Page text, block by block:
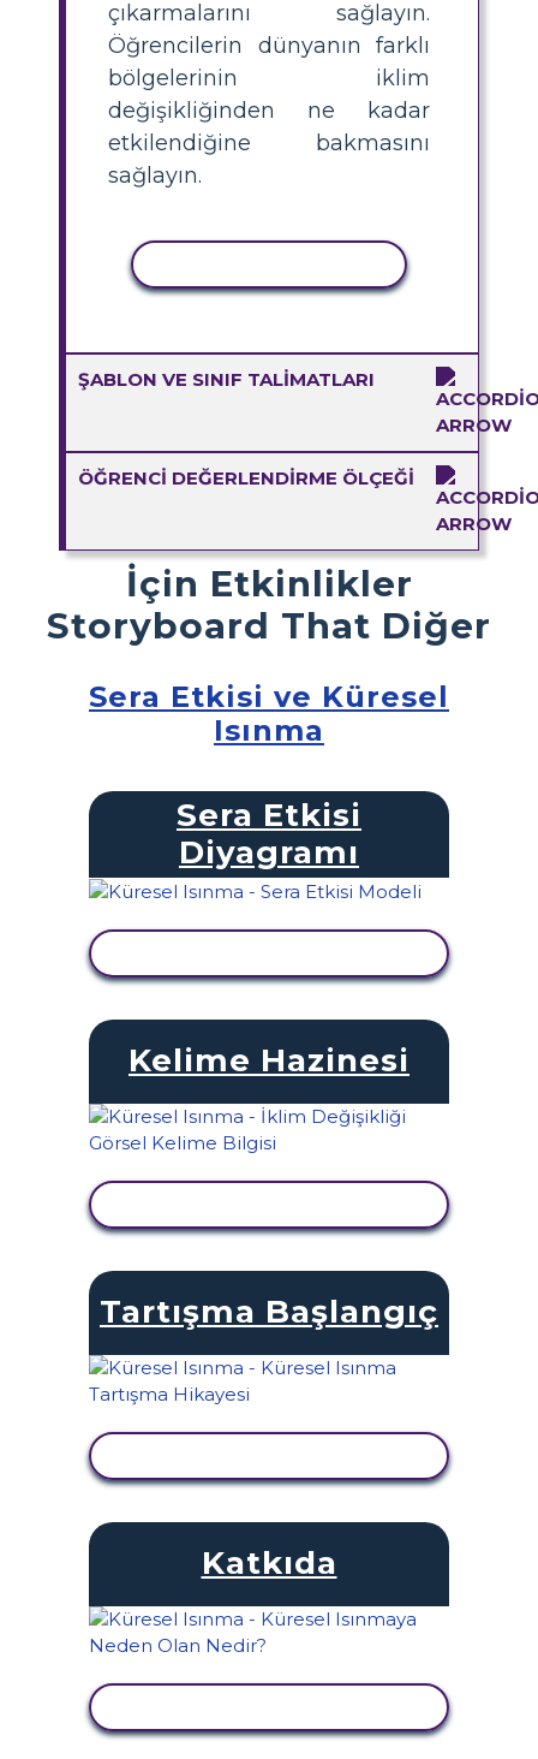
çıkarmalarını sağlayın.
Öğrencilerin dünyanın farklı
bölgelerinin iklim
değişikliğinden ne kadar
etkilendiğine bakmasını
sağlayın.
ŞABLON VE SINIF TALIMATLARI
ÖĞRENCI DEĞERLENDIRME ÖLÇEĞI
İçin Etkinlikler
Storyboard That Diğer
Sera Etkisi ve Küresel
Isınma
Sera Etkisi
Diyagramı
Kelime Hazinesi
Tartışma Başlangıç
Katkıda